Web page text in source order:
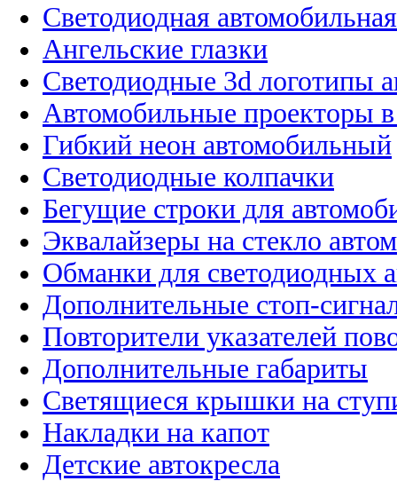
Светодиодная
Ангельские глазки
Светодиодные 3d логотипы
Автомобильные проекторы
Гибкий неон автомобильный
Светодиодные колпачки
Бегущие строки для
Эквалайзеры на стекло
Обманки для светодиодных
Дополнительные стоп-
Повторители указателей
Дополнительные габариты
Светящиеся крышки на
Накладки на капот
Детские автокресла